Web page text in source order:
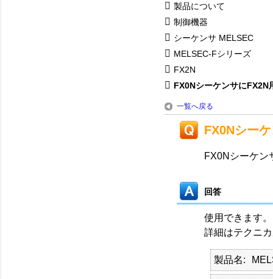
製品について
制御機器
シーケンサ MELSEC
MELSEC-Fシリーズ
FX2N
FX0NシーケンサにFX2N
一覧へ戻る
FX0Nシー
FX0Nシーケン
回答
使用できます。
詳細はテクニ
製品名